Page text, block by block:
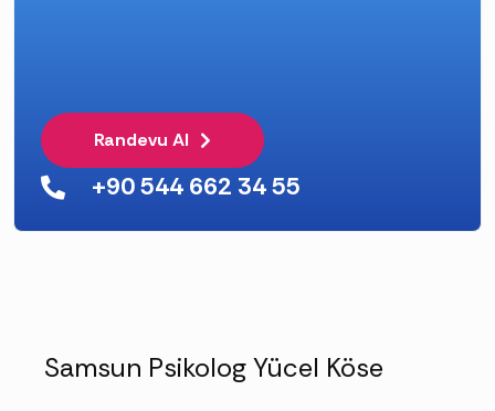
Randevu Al
+90 544 662 34 55
Samsun Psikolog Yücel Köse